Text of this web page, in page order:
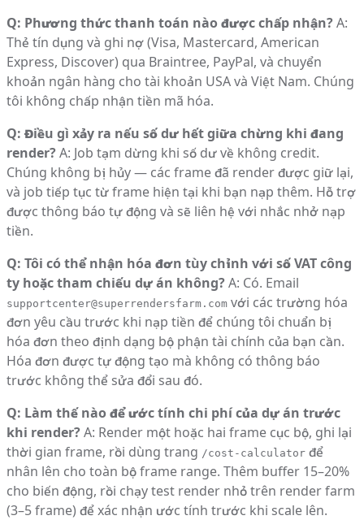
Q: Phương thức thanh toán nào được chấp nhận?A:
Thẻ tín dụng và ghi nợ (Visa, Mastercard, American
Express, Discover) qua Braintree, PayPal, và chuyển
khoản ngân hàng cho tài khoản USA và Việt Nam. Chúng
tôi không chấp nhận tiền mã hóa.
Q: Điều gì xảy ra nếu số dư hết giữa chừng khi đang
render?A: Job tạm dừng khi số dư về không credit.
Chúng không bị hủy — các frame đã render được giữ lại,
và job tiếp tục từ frame hiện tại khi bạn nạp thêm. Hỗ trợ
được thông báo tự động và sẽ liên hệ với nhắc nhở nạp
tiền.
Q: Tôi có thể nhận hóa đơn tùy chỉnh với số VAT công
ty hoặc tham chiếu dự án không?A: Có. Email
supportcenter@superrendersfarm.com với các trường hóa
đơn yêu cầu trước khi nạp tiền để chúng tôi chuẩn bị
hóa đơn theo định dạng bộ phận tài chính của bạn cần.
Hóa đơn được tự động tạo mà không có thông báo
trước không thể sửa đổi sau đó.
Q: Làm thế nào để ước tính chi phí của dự án trước
khi render?A: Render một hoặc hai frame cục bộ, ghi lại
thời gian frame, rồi dùng trang /cost-calculator để
nhân lên cho toàn bộ frame range. Thêm buffer 15–20%
cho biến động, rồi chạy test render nhỏ trên render farm
(3–5 frame) để xác nhận ước tính trước khi scale lên.